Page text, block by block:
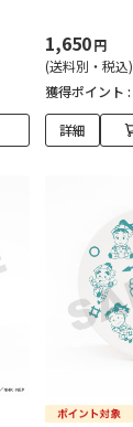
1,650円
(送料別・税込)
獲得ポイント :
詳細